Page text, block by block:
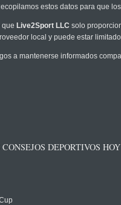
estos datos para que
que Live2Sport LLC solo
local y puede estar
a mantenerse informados
DEPORTIVOS HOY